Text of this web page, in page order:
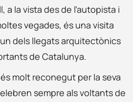
a la vista des de l’autopista i
vegades, és una visita
dels llegats arquitectònics
de Catalunya.
molt reconegut per la seva
sempre als voltants de